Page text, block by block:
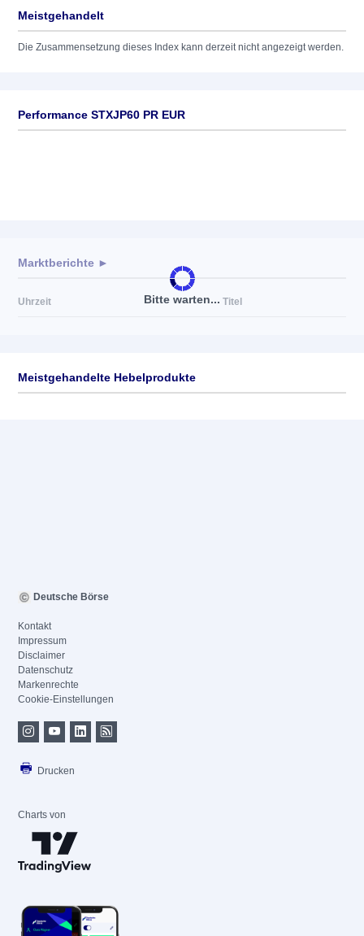
Meistgehandelt
Die Zusammensetzung dieses Index kann derzeit nicht angezeigt werden.
Performance STXJP60 PR EUR
Bitte warten...
Marktberichte ►
Uhrzeit Titel
Meistgehandelte Hebelprodukte
Deutsche Börse
Kontakt
Impressum
Disclaimer
Datenschutz
Markenrechte
Cookie-Einstellungen
Drucken
Charts von